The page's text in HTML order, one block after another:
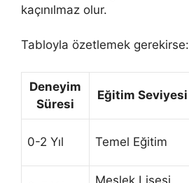
kaçınılmaz olur.
Tabloyla özetlemek gerekirse:
Deneyim
Süresi
Eğitim Seviyesi
0-2 Yıl Temel Eğitim
Meslek Lisesi